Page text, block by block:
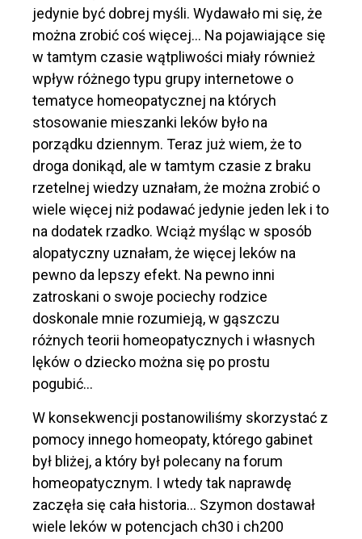
jedynie być dobrej myśli. Wydawało mi się, że
można zrobić coś więcej… Na pojawiające się
w tamtym czasie wątpliwości miały również
wpływ różnego typu grupy internetowe o
tematyce homeopatycznej na których
stosowanie mieszanki leków było na
porządku dziennym. Teraz już wiem, że to
droga donikąd, ale w tamtym czasie z braku
rzetelnej wiedzy uznałam, że można zrobić o
wiele więcej niż podawać jedynie jeden lek i to
na dodatek rzadko. Wciąż myśląc w sposób
alopatyczny uznałam, że więcej leków na
pewno da lepszy efekt. Na pewno inni
zatroskani o swoje pociechy rodzice
doskonale mnie rozumieją, w gąszczu
różnych teorii homeopatycznych i własnych
lęków o dziecko można się po prostu
pogubić…
W konsekwencji postanowiliśmy skorzystać z
pomocy innego homeopaty, którego gabinet
był bliżej, a który był polecany na forum
homeopatycznym. I wtedy tak naprawdę
zaczęła się cała historia… Szymon dostawał
wiele leków w potencjach ch30 i ch200